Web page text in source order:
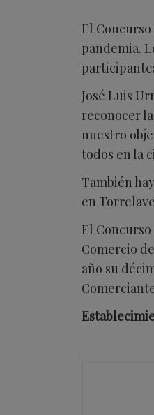
El
pandemia.
José Luis
reconocer
nuestro
todos en la
También
en
El
Comercio
año su